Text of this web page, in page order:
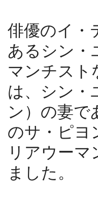
俳優のイ・
あるシン・
マンチスト
は、シン・
ン）の妻で
のサ・ピヨ
リアウー
ました。